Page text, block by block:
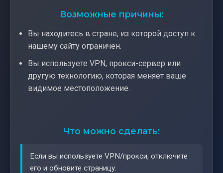
Возможные причины:
Вы находитесь в стране, из которой доступ к
нашему сайту ограничен.
Вы используете VPN, прокси-сервер или
другую технологию, которая меняет ваше
видимое местоположение.
Что можно сделать:
Если вы используете VPN/прокси, отключите
его и обновите страницу.